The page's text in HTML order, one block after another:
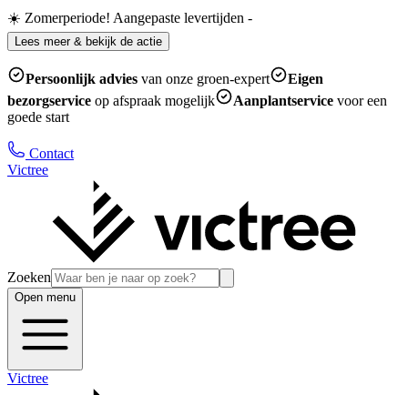
☀️ Zomerperiode! Aangepaste levertijden -
Lees meer & bekijk de actie
Persoonlijk advies van onze groen-expert
Eigen
bezorgservice op afspraak mogelijk Aanplantservice voor een
goede start
Contact
Victree
Zoeken
Open menu
Victree